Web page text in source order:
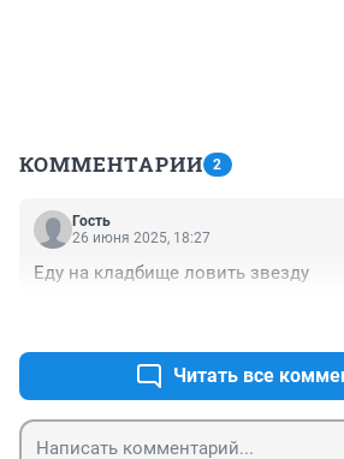
КОММЕНТАРИИ 2
Гость
26 июня 2025, 18:27
Еду на кладбище ловить звезду
Читать все